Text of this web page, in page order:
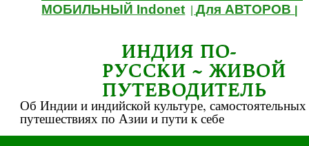
МОБИЛЬНЫЙ Indonet |Для АВТОРОВ
ИНДИЯ ПО-
РУССКИ ~ ЖИВОЙ
ПУТЕВОДИТЕЛЬ
Об Индии и индийской культуре, самостоятельных
путешествиях по Азии и пути к себе